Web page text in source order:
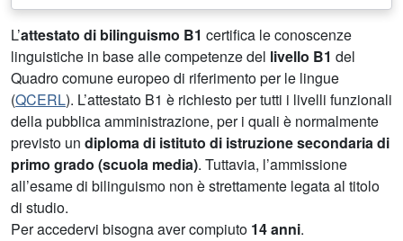
L’attestato di bilinguismo B1 certifica le conoscenze
linguistiche in base alle competenze del livello B1 del
Quadro comune europeo di riferimento per le lingue
(QCERL). L’attestato B1 è richiesto per tutti i livelli funzionali
della pubblica amministrazione, per i quali è normalmente
previsto un diploma di istituto di istruzione secondaria di
primo grado (scuola media). Tuttavia, l’ammissione
all’esame di bilinguismo non è strettamente legata al titolo
di studio.
Per accedervi bisogna aver compiuto 14 anni.